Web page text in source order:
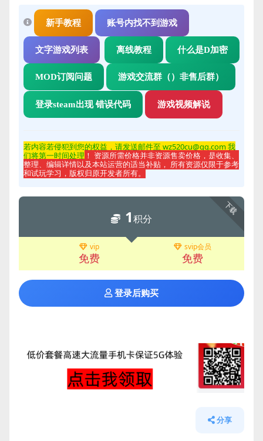
新手教程 账号内找不到游戏
文字游戏列表 离线教程 什么是D加密
MOD订阅问题 游戏交流群（）非售后群）
登录steam出现 错误代码 游戏视频解说
若内容若侵犯到您的权益，请发送邮件至 wz520cu@qq.com 我
们将第一时间处理 ！ 资源所需价格并非资源售卖价格，是收集、
整理、编辑详情以及本站运营的适当补贴， 所有资源仅限于参考
和试玩学习，版权归原开发者所有。
下载
1积分
vip
免费
svip会员
免费
登录后购买
分享